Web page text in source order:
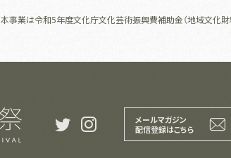
本事業は令和5年度文化庁文化芸術振興費補助金（地域文化財
t i
メールマガジン
配信登録はこちら